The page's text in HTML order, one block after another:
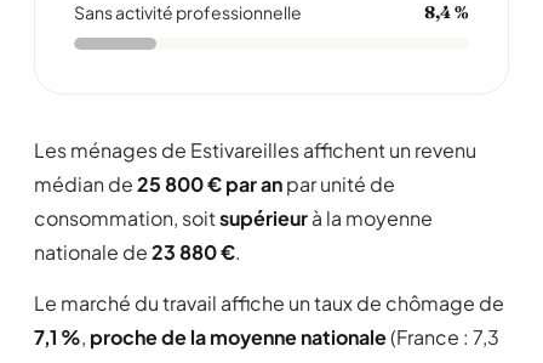
Sans activité professionnelle 8,4 %
Les ménages de Estivareilles affichent un revenu
médian de25 800 € par anpar unité de
consommation, soitsupérieurà la moyenne
nationale de23 880 €.
Le marché du travail affiche un taux de chômage de
7,1 %, proche de la moyenne nationale(France : 7,3